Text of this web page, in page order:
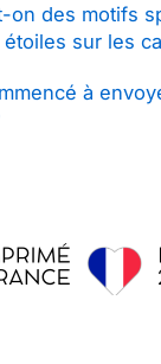
on des motifs
sur les
à